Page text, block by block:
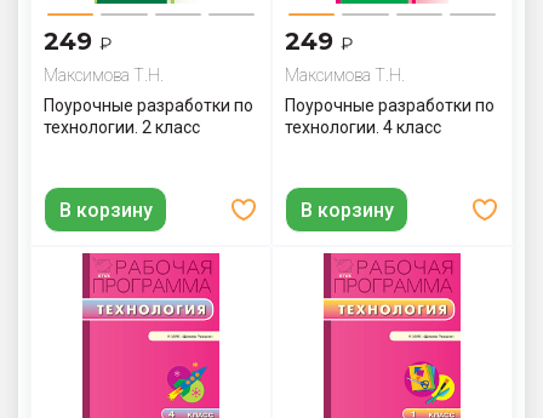
249 ₽
Максимова Т.Н.
Поурочные разработки по
технологии. 2 класс
В корзину
249 ₽
Максимова Т.Н.
Поурочные разработки по
технологии. 4 класс
В корзину